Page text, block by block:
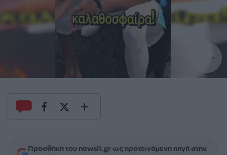
Προσθήκη του newsit.gr ως προτεινόμενη πηγή στην